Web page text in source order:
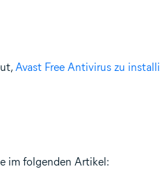
Avast Free Antivirus zu
im folgenden Artikel: